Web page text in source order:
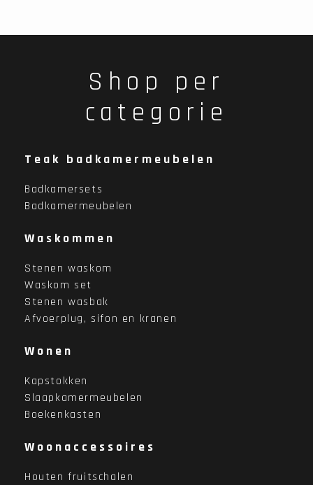
Shop per
categorie
Teak badkamermeubelen
Badkamersets
Badkamermeubelen
Waskommen
Stenen waskom
Waskom set
Stenen wasbak
Afvoerplug, sifon en kranen
Wonen
Kapstokken
Slaapkamermeubelen
Boekenkasten
Woonaccessoires
Houten fruitschalen